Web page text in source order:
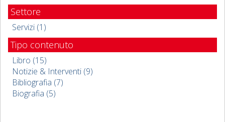
Settore
Servizi (1)
Tipo contenuto
Libro (15)
Notizie & Interventi (9)
Bibliografia (7)
Biografia (5)